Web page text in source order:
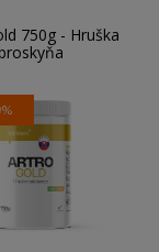
750g - Hruška
broskyňa